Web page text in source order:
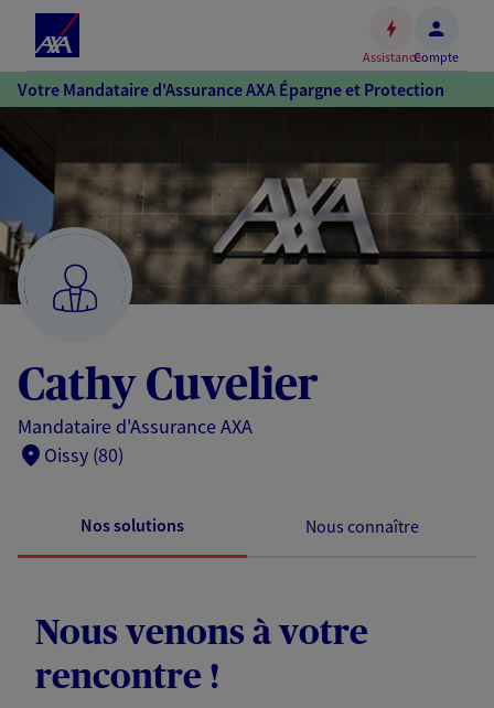
Accéder
au
Accéder
au
pied
de
page
AssistanceCompte
Votre Mandataire d'Assurance AXA Épargne et Protection
Cathy Cuvelier
Mandataire d'Assurance AXA
Oissy (80)
Nos solutions Nous connaître
Nous venons à votre
rencontre !